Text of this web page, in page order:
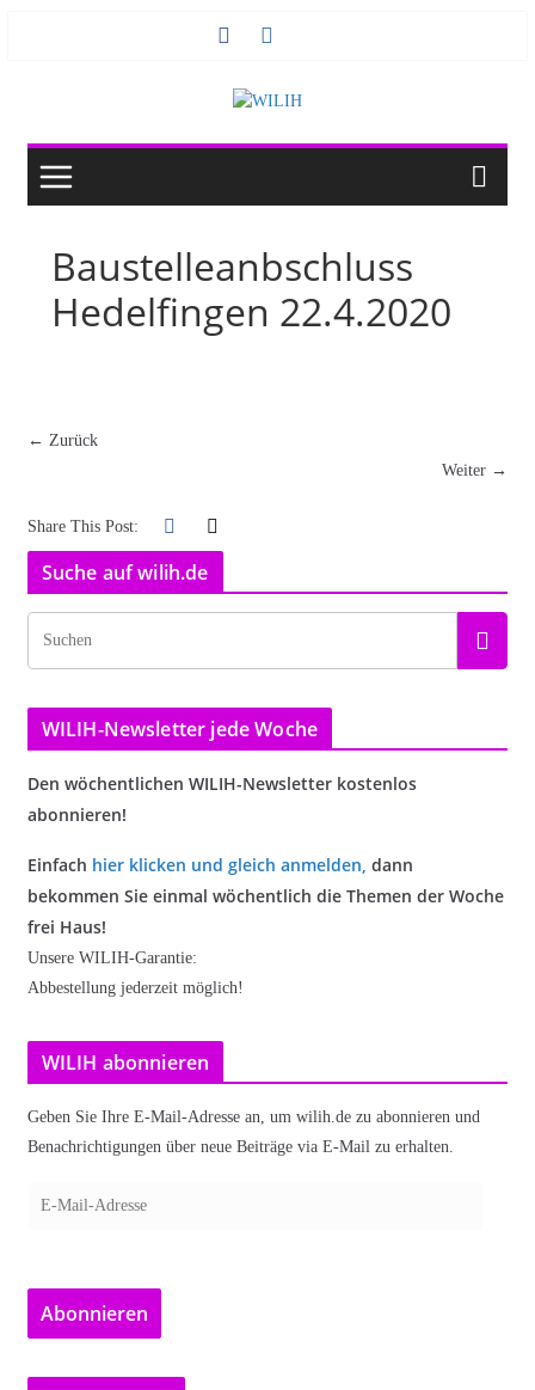
Baustelleanbschluss
Hedelfingen 22.4.2020
← Zurück
Weiter →
Share This Post:
Suche auf wilih.de
WILIH-Newsletter jede Woche
Den wöchentlichen WILIH-Newsletter kostenlos
abonnieren!
Einfach hier klicken und gleich anmelden, dann
bekommen Sie einmal wöchentlich die Themen der Woche
frei Haus!
Unsere WILIH-Garantie:
Abbestellung jederzeit möglich!
WILIH abonnieren
Geben Sie Ihre E-Mail-Adresse an, um wilih.de zu abonnieren und
Benachrichtigungen über neue Beiträge via E-Mail zu erhalten.
a
l
-
Abonnieren